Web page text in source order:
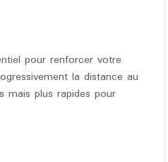
pour renforcer votre
la distance au
mais plus rapides pour